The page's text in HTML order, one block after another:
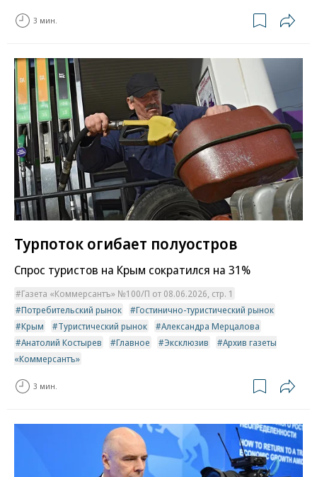
3 мин.
Турпоток огибает полуостров
Спрос туристов на Крым сократился на 31%
Газета «Коммерсантъ» №100/П от 08.06.2026, стр. 1
Потребительский рынок
Гостинично-туристический рынок
Крым
Туристический рынок
Александра Мерцалова
Анатолий Костырев
Главное Эксклюзив
Архив газеты
«Коммерсантъ»
3 мин.